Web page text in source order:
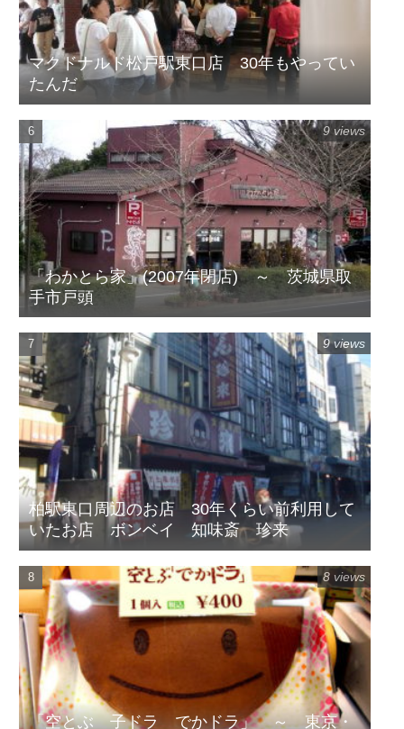
マクドナルド松戸駅東口店 30年もやってい
たんだ
「わかとら家」(2007年閉店) ～ 茨城県取
手市戸頭
9 views
柏駅東口周辺のお店 30年くらい前利用して
いたお店 ボンベイ 知味斎 珍来
9 views
「空とぶ 子ドラ でかドラ」 ～ 東京・
8 views